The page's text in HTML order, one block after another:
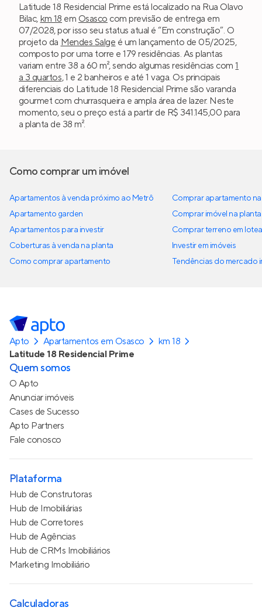
Latitude 18 Residencial Prime está localizado na Rua Olavo
Bilac, km 18 em Osasco com previsão de entrega em
07/2028, por isso seu status atual é “Em construção”. O
projeto da Mendes Salge é um lançamento de 05/2025,
composto por uma torre e 179 residências. As plantas
variam entre 38 a 60 m², sendo algumas residências com1
a 3 quartos, 1 e 2 banheiros e até 1 vaga. Os principais
diferenciais do Latitude 18 Residencial Prime são varanda
gourmet com churrasqueira e ampla área de lazer. Neste
momento, seu o preço está a partir de R$ 341.145,00 para
a planta de 38 m².
Como comprar um imóvel
Apartamentos à venda próximo ao Metrô
Apartamento garden
Apartamentos para investir
Coberturas à venda na planta
Como comprar apartamento
Comprar apartamento
Comprar imóvel na planta
Comprar terreno em
Investir em imóveis
Tendências do mercado
Apto Apartamentos em Osasco
km 18
Latitude 18 Residencial Prime
Quem somos
O Apto
Anunciar imóveis
Cases de Sucesso
Apto Partners
Fale conosco
Plataforma
Hub de Construtoras
Hub de Imobiliárias
Hub de Corretores
Hub de Agências
Hub de CRMs Imobiliários
Marketing Imobiliário
Calculadoras